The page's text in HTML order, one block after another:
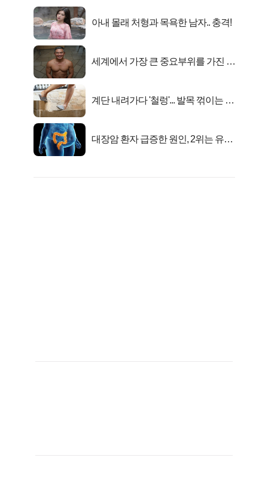
아내 몰래 처형과 목욕한 남자.. 충격!
세계에서 가장 큰 중요부위를 가진 남
계단 내려가다 '철렁'... 발목 꺾이는 이
대장암 환자 급증한 원인, 2위는 유산